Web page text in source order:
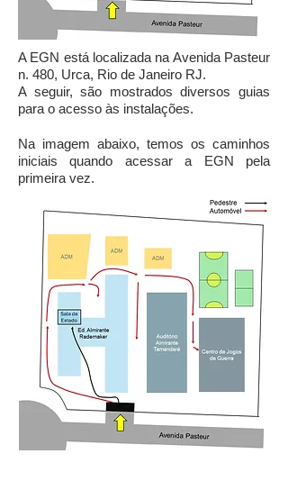
A EGN está localizada na Avenida Pasteur
n. 480, Urca, Rio de Janeiro RJ.
A seguir, são mostrados diversos guias
para o acesso às instalações.
Na imagem abaixo, temos os caminhos
iniciais quando acessar a EGN pela
primeira vez.